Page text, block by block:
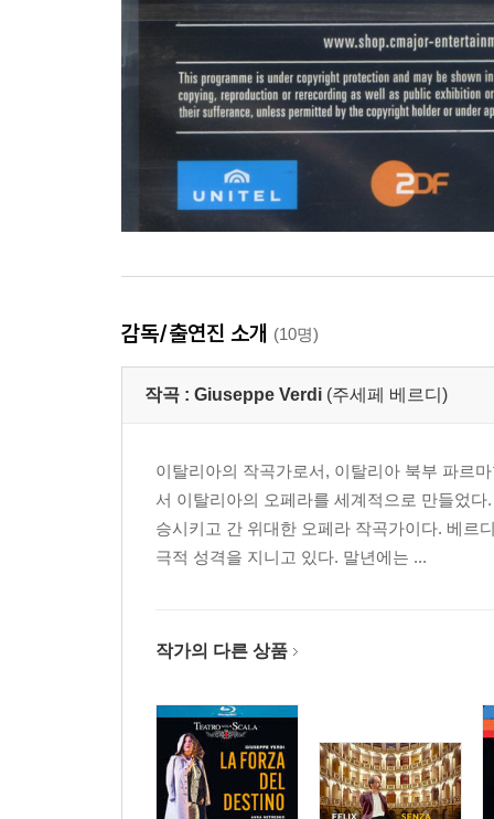
감독/출연진 소개 (10명)
작곡 : Giuseppe Verdi (주세페 베르디)
이탈리아의 작곡가로서, 이탈리아 북부 파르
서 이탈리아의 오페라를 세계적으로 만들었
승시키고 간 위대한 오페라 작곡가이다. 베르
극적 성격을 지니고 있다. 말년에는 ...
작가의 다른 상품